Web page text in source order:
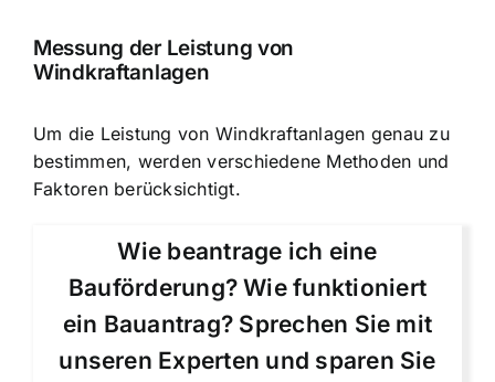
Messung der Leistung von
Windkraftanlagen
Um die Leistung von Windkraftanlagen genau zu
bestimmen, werden verschiedene Methoden und
Faktoren berücksichtigt.
Wie beantrage ich eine
Bauförderung? Wie funktioniert
ein Bauantrag? Sprechen Sie mit
unseren Experten und sparen Sie